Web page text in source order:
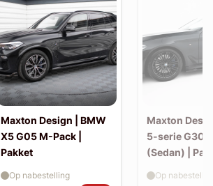
Maxton Design | BMW
X5 G05 M-Pack |
Pakket
Op nabestelling
Maxton
5-serie G30
(Sedan) |
Op